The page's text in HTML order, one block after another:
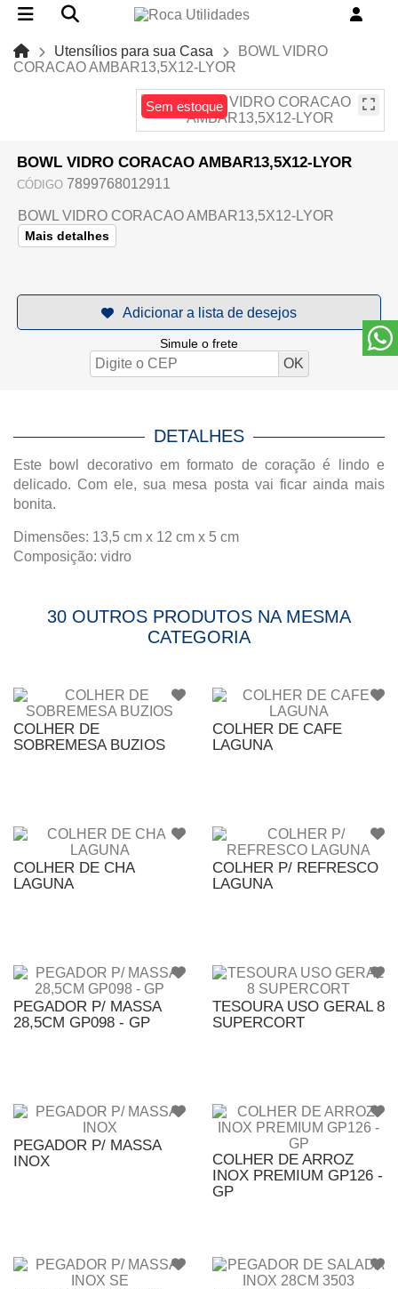
Utensílios para sua Casa
BOWL VIDRO
CORACAO AMBAR13,5X12-LYOR
Sem estoque
BOWL VIDRO CORACAO AMBAR13,5X12-LYOR
CÓDIGO 7899768012911
BOWL VIDRO CORACAO AMBAR13,5X12-LYOR
Mais detalhes
Simule o frete
DETALHES
Este bowl decorativo em formato de coração é lindo e
delicado. Com ele, sua mesa posta vai ficar ainda mais
bonita.
Dimensões: 13,5 cm x 12 cm x 5 cm
Composição: vidro
30 OUTROS PRODUTOS NA MESMA
CATEGORIA
COLHER DE
SOBREMESA BUZIOS
COLHER DE CAFE
LAGUNA
COLHER DE CHA
LAGUNA
COLHER P/ REFRESCO
LAGUNA
PEGADOR P/ MASSA
28,5CM GP098 - GP
TESOURA USO GERAL 8
SUPERCORT
PEGADOR P/ MASSA
INOX
COLHER DE ARROZ
INOX PREMIUM GP126 -
GP